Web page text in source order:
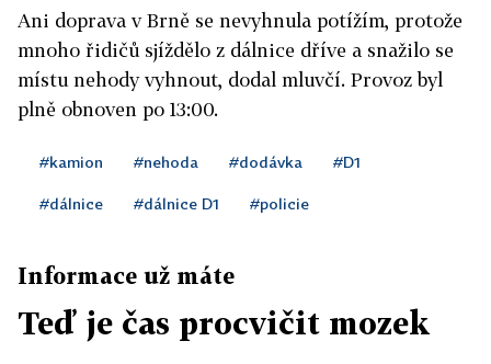
Ani doprava v Brně se nevyhnula potížím, protože
mnoho řidičů sjíždělo z dálnice dříve a snažilo se
místu nehody vyhnout, dodal mluvčí. Provoz byl
plně obnoven po 13:00.
#kamion #nehoda #dodávka #D1
#dálnice #dálnice D1 #policie
Informace už máte
Teď je čas procvičit mozek